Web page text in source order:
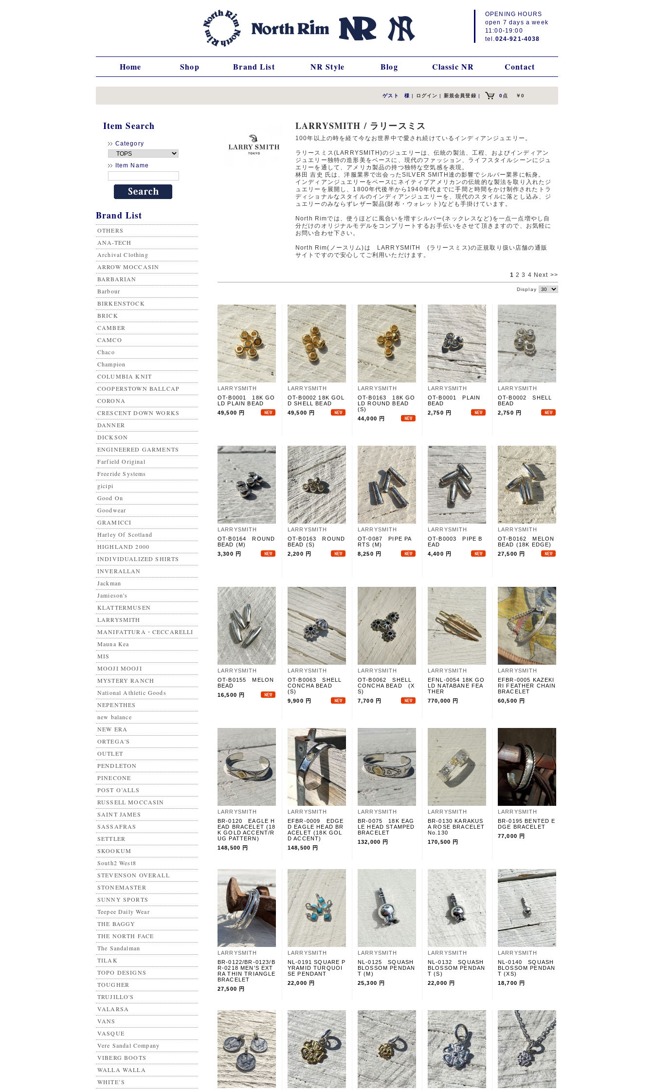
OPENING HOURS
open 7 days a week
11:00-19:00
tel. 024-921-4038
Home Shop Brand List NR Style Blog Classic NR Contact
ゲスト 様 | ログイン | 新規会員登録 | 0点 ￥0
Item Search
Category
Item Name
Brand List
OTHERS
ANA-TECH
Archival Clothing
ARROW MOCCASIN
BARBARIAN
Barbour
BIRKENSTOCK
BRICK
CAMBER
CAMCO
Chaco
Champion
COLUMBIA KNIT
COOPERSTOWN BALLCAP
CORONA
CRESCENT DOWN WORKS
DANNER
DICKSON
ENGINEERED GARMENTS
Farfield Original
Freeride Systems
gicipi
Good On
Goodwear
GRAMICCI
Harley Of Scotland
HIGHLAND 2000
INDIVIDUALIZED SHIRTS
INVERALLAN
Jackman
Jamieson's
KLATTERMUSEN
LARRYSMITH
MANIFATTURA・CECCARELLI
Mauna Kea
MIS
MOOJI MOOJI
MYSTERY RANCH
National Athletic Goods
NEPENTHES
new balance
NEW ERA
ORTEGA'S
OUTLET
PENDLETON
PINECONE
POST O’ALLS
RUSSELL MOCCASIN
SAINT JAMES
SASSAFRAS
SETTLER
SKOOKUM
South2 West8
STEVENSON OVERALL
STONEMASTER
SUNNY SPORTS
Teepee Daily Wear
THE BAGGY
THE NORTH FACE
The Sandalman
TILAK
TOPO DESIGNS
TOUGHER
TRUJILLO'S
VALARSA
VANS
VASQUE
Vere Sandal Company
VIBERG BOOTS
WALLA WALLA
WHITE’S
LARRYSMITH / ラリースミス
100年以上の時を経て今なお世界中で愛され続けているインディアンジュエリー。
ラリースミス(LARRYSMITH)のジュエリーは、伝統の製法、工程、およびインディアン
ジュエリー独特の造形美をベースに、現代のファッション、ライフスタイルシーンにジュ
エリーを通して、アメリカ製品の持つ独特な空気感を表現。
林田 吉史 氏は、洋服業界で出会ったSILVER SMITH達の影響でシルバー業界に転身。
インディアンジュエリーをベースにネイティブアメリカンの伝統的な製法を取り入れたジ
ュエリーを展開し、1800年代後半から1940年代までに手間と時間をかけ制作されたトラ
ディショナルなスタイルのインディアンジュエリーを、現代のスタイルに落とし込み、ジ
ュエリーのみならずレザー製品(財布・ウォレット)なども手掛けています。
North Rimでは、使うほどに風合いを増すシルバー(ネックレスなど)を一点一点増やし自
分だけのオリジナルモデルをコンプリートするお手伝いをさせて頂きますので、お気軽に
お問い合わせ下さい。
North Rim(ノースリム)は LARRYSMITH (ラリースミス)の正規取り扱い店舗の通販
サイトですので安心してご利用いただけます。
1 2 3 4 Next >>
Display
LARRYSMITH
OT-B0001 18K GO
LD PLAIN BEAD
49,500 円
LARRYSMITH
OT-B0002 18K GOL
D SHELL BEAD
49,500 円
LARRYSMITH
OT-B0163 18K GO
LD ROUND BEAD
(S)
44,000 円
LARRYSMITH
OT-B0001 PLAIN
BEAD
2,750 円
LARRYSMITH
OT-B0002 SHELL
BEAD
2,750 円
LARRYSMITH
OT-B0164 ROUND
BEAD (M)
3,300 円
LARRYSMITH
OT-B0163 ROUND
BEAD (S)
2,200 円
LARRYSMITH
OT-0087 PIPE PA
RTS (M)
8,250 円
LARRYSMITH
OT-B0003 PIPE B
EAD
4,400 円
LARRYSMITH
OT-B0162 MELON
BEAD (18K EDGE)
27,500 円
LARRYSMITH
OT-B0155 MELON
BEAD
16,500 円
LARRYSMITH
OT-B0063 SHELL
CONCHA BEAD
(S)
9,900 円
LARRYSMITH
OT-B0062 SHELL
CONCHA BEAD (X
S)
7,700 円
LARRYSMITH
EFNL-0054 18K GO
LD NATABANE FEA
THER
770,000 円
LARRYSMITH
EFBR-0005 KAZEKI
RI FEATHER CHAIN
BRACELET
60,500 円
LARRYSMITH
BR-0120 EAGLE H
EAD BRACELET (18
K GOLD ACCENT/R
UG PATTERN)
148,500 円
LARRYSMITH
EFBR-0009 EDGE
D EAGLE HEAD BR
ACELET (18K GOL
D ACCENT)
148,500 円
LARRYSMITH
BR-0075 18K EAG
LE HEAD STAMPED
BRACELET
132,000 円
LARRYSMITH
BR-0130 KARAKUS
A ROSE BRACELET
No.130
170,500 円
LARRYSMITH
BR-0195 BENTED E
DGE BRACELET
77,000 円
LARRYSMITH
BR-0122/BR-0123/B
R-0218 MEN'S EXT
RA THIN TRIANGLE
BRACELET
27,500 円
LARRYSMITH
NL-0191 SQUARE P
YRAMID TURQUOI
SE PENDANT
22,000 円
LARRYSMITH
NL-0125 SQUASH
BLOSSOM PENDAN
T (M)
25,300 円
LARRYSMITH
NL-0132 SQUASH
BLOSSOM PENDAN
T (S)
22,000 円
LARRYSMITH
NL-0140 SQUASH
BLOSSOM PENDAN
T (XS)
18,700 円